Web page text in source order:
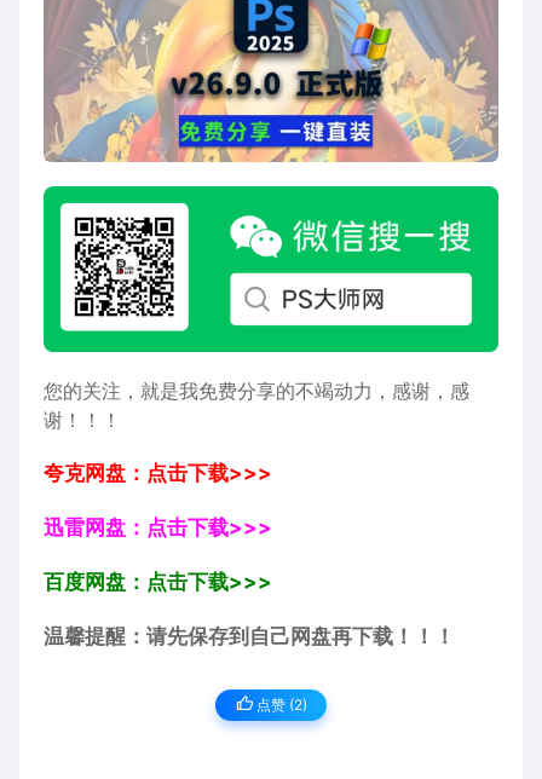
您的关注，就是我免费分享的不竭动力，感谢，感
谢！！！
夸克网盘：点击下载>>>
迅雷网盘：点击下载>>>
百度网盘：点击下载>>>
温馨提醒：请先保存到自己网盘再下载！！！
点赞 (2)